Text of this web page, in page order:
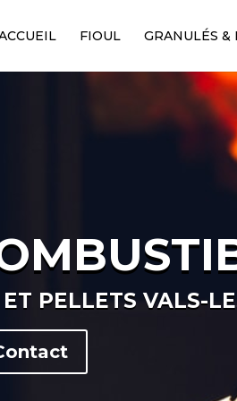
FIOUL GRANULÉS &
PELLETS VALS-